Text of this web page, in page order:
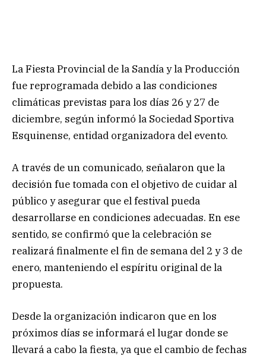
La Fiesta Provincial de la Sandía y la Producción
fue reprogramada debido a las condiciones
climáticas previstas para los días 26 y 27 de
diciembre, según informó la Sociedad Sportiva
Esquinense, entidad organizadora del evento.
A través de un comunicado, señalaron que la
decisión fue tomada con el objetivo de cuidar al
público y asegurar que el festival pueda
desarrollarse en condiciones adecuadas. En ese
sentido, se confirmó que la celebración se
realizará finalmente el fin de semana del 2 y 3 de
enero, manteniendo el espíritu original de la
propuesta.
Desde la organización indicaron que en los
próximos días se informará el lugar donde se
llevará a cabo la fiesta, ya que el cambio de fechas